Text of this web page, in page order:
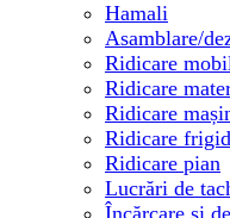
Hamali
Asamblare/
Ridicare
Ridicare
Ridicare
Ridicare
Ridicare pian
Lucrări de